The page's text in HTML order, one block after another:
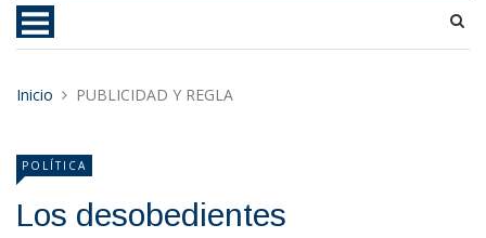
Inicio PUBLICIDAD Y REGLA
POLÍTICA
Los desobedientes